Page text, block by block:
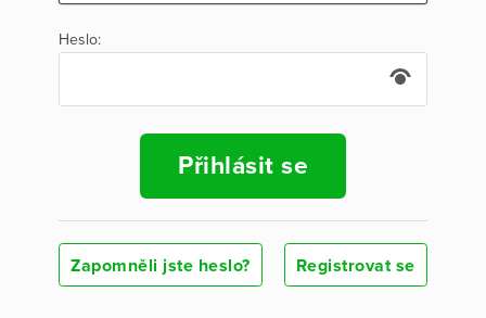
Heslo:
Přihlásit se
Zapomněli jste heslo? Registrovat se